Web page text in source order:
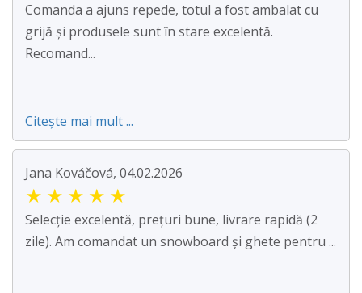
Comanda a ajuns repede, totul a fost ambalat cu
grijă și produsele sunt în stare excelentă.
Recomand...
Citește mai mult ...
Jana Kováčová, 04.02.2026
★ ★ ★ ★ ★
Selecție excelentă, prețuri bune, livrare rapidă (2
zile). Am comandat un snowboard și ghete pentru ...